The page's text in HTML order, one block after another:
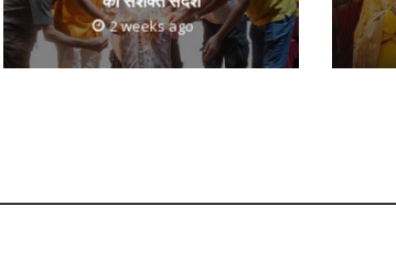
2 weeks ago